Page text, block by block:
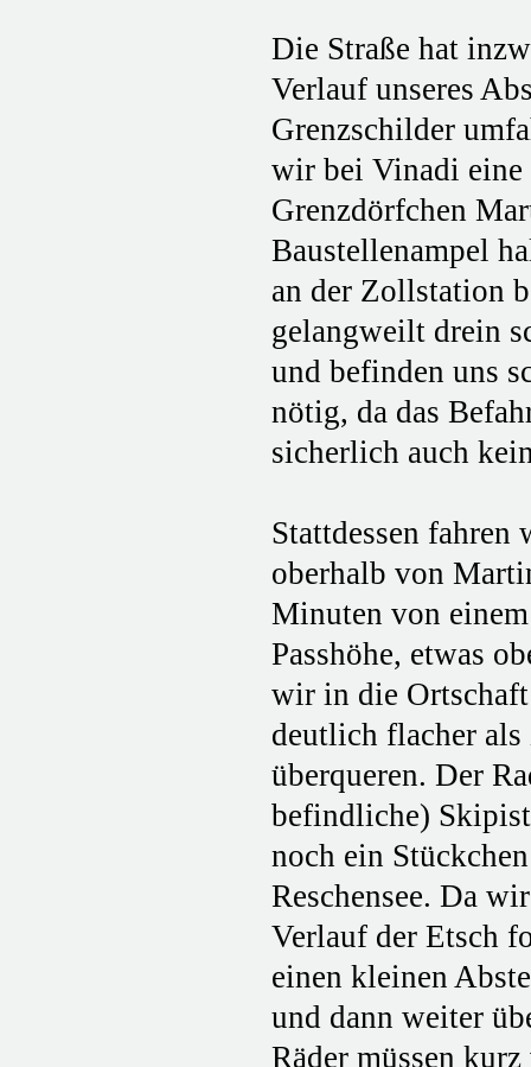
Die Straße hat
Verlauf unseres
Grenzschilder
wir bei Vinadi eine
Grenzdörfchen
Baustellenampel
an der Zollstation
gelangweilt drein
und befinden uns
nötig, da das
sicherlich auch
Stattdessen
oberhalb von
Minuten von
Passhöhe, etwas
wir in die
deutlich flacher als
überqueren. Der
befindliche)
noch ein
Reschensee.Da
Verlauf der Etsch
einen kleinen
und dann weiter
Räder müssen